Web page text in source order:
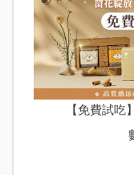
【免費試